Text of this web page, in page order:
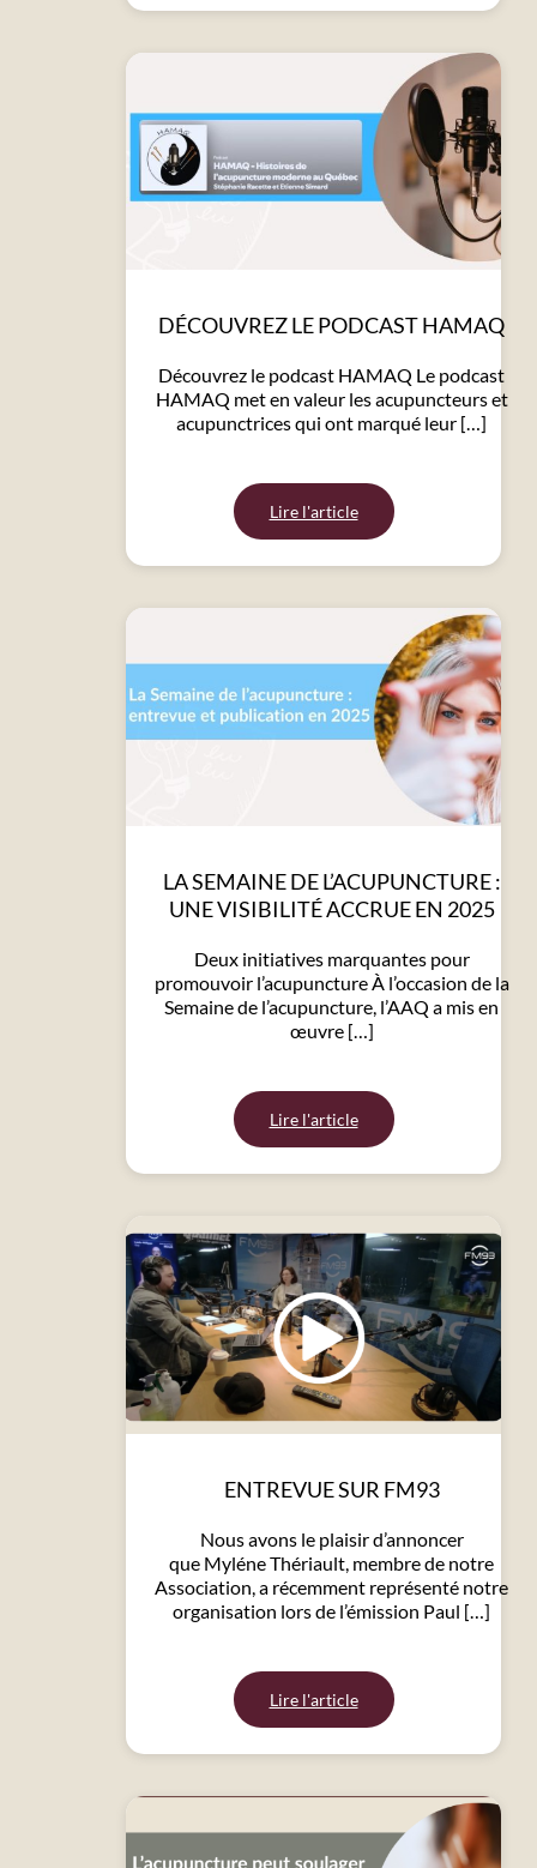
DÉCOUVREZ LE PODCAST HAMAQ
Découvrez le podcast HAMAQ Le podcast
HAMAQ met en valeur les acupuncteurs et
acupunctrices qui ont marqué leur […]
Lire l'article
LA SEMAINE DE L’ACUPUNCTURE :
UNE VISIBILITÉ ACCRUE EN 2025
Deux initiatives marquantes pour
promouvoir l’acupuncture À l’occasion de la
Semaine de l’acupuncture, l’AAQ a mis en
œuvre […]
Lire l'article
ENTREVUE SUR FM93
Nous avons le plaisir d’annoncer
que Myléne Thériault, membre de notre
Association, a récemment représenté notre
organisation lors de l’émission Paul […]
Lire l'article